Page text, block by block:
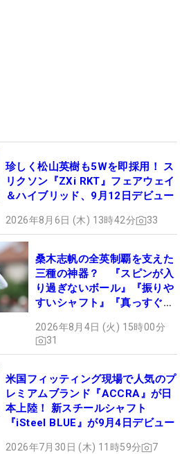
珍しく松山英樹も5Wを即採用！ ス
リクソン『ZXi RKT』フェアウェイ
＆ハイブリッド、9月12日デビュー
2026年8月6日 (木) 13時42分 33
桑木志帆の全英制覇を支えた
三種の神器？ 『スピンが入
り過ぎないボール』『振りや
すいシャフト』『真っすぐ飛
セッティング
2026年8月4日 (火) 15時00分
31
米国フィッティング現場で人気のプ
レミアムブランド『ACCRA』が日
本上陸！ 新スチールシャフト
『iSteel BLUE』が9月4日デビュー
2026年7月30日 (木) 11時59分 7